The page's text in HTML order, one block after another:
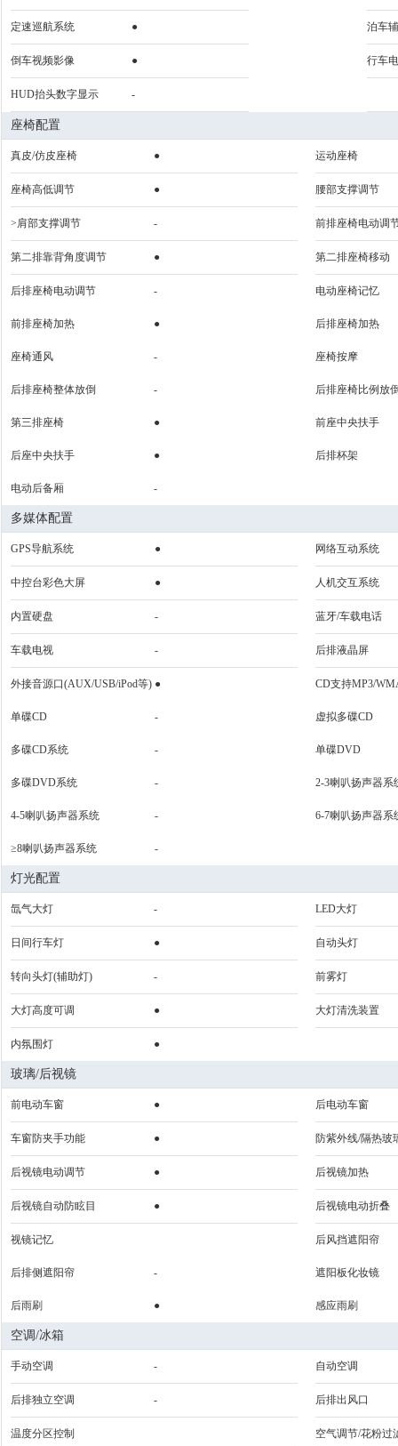
定速巡航系统 ● 泊车
倒车视频影像 ● 行车
HUD抬头数字显示 -
座椅配置
真皮/仿皮座椅 ● 运动座椅
座椅高低调节 ● 腰部支撑调节
>肩部支撑调节 - 前排座椅电动调
第二排靠背角度调节 ● 第二排座椅移动
后排座椅电动调节 - 电动座椅记忆
前排座椅加热 ● 后排座椅加热
座椅通风 - 座椅按摩
后排座椅整体放倒 - 后排座椅比例放
第三排座椅 ● 前座中央扶手
后座中央扶手 ● 后排杯架
电动后备厢 -
多媒体配置
GPS导航系统 ● 网络互动系统
中控台彩色大屏 ● 人机交互系统
内置硬盘 - 蓝牙/车载电话
车载电视 - 后排液晶屏
外接音源口(AUX/USB/iPod等) ● CD支持MP3/
单碟CD - 虚拟多碟CD
多碟CD系统 - 单碟DVD
多碟DVD系统 - 2-3喇叭扬声器系
4-5喇叭扬声器系统 - 6-7喇叭扬声器系
≥8喇叭扬声器系统 -
灯光配置
氙气大灯 - LED大灯
日间行车灯 ● 自动头灯
转向头灯(辅助灯) - 前雾灯
大灯高度可调 ● 大灯清洗装置
内氛围灯 ●
玻璃/后视镜
前电动车窗 ● 后电动车窗
车窗防夹手功能 ● 防紫外线/隔热玻
后视镜电动调节 ● 后视镜加热
后视镜自动防眩目 ● 后视镜电动折叠
视镜记忆 后风挡遮阳帘
后排侧遮阳帘 - 遮阳板化妆镜
后雨刷 ● 感应雨刷
空调/冰箱
手动空调 - 自动空调
后排独立空调 - 后排出风口
温度分区控制 空气调节/花粉过